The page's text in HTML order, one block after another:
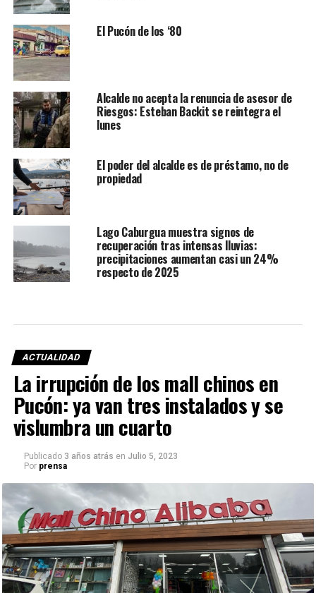
El Pucón de los ‘80
Alcalde no acepta la renuncia de asesor de
Riesgos: Esteban Backit se reintegra el
lunes
El poder del alcalde es de préstamo, no de
propiedad
Lago Caburgua muestra signos de
recuperación tras intensas lluvias:
precipitaciones aumentan casi un 24%
respecto de 2025
ACTUALIDAD
La irrupción de los mall chinos en
Pucón: ya van tres instalados y se
vislumbra un cuarto
Publicado 3 años atrás en Julio 5, 2023
Por prensa